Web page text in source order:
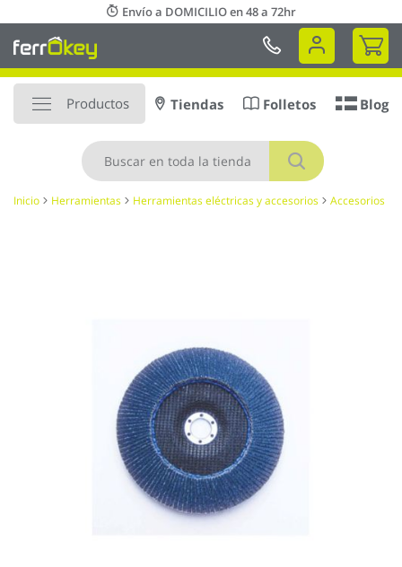
al
contenido
Envío a DOMICILIO en 48 a 72hr
Mi
Productos
Buscar
Tiendas Folletos Blog
Inicio Herramientas Herramientas eléctricas y accesorios Accesorios